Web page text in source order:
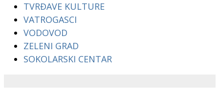
TVRĐAVE KULTURE
VATROGASCI
VODOVOD
ZELENI GRAD
SOKOLARSKI CENTAR